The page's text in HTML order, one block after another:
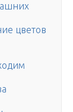
цветов